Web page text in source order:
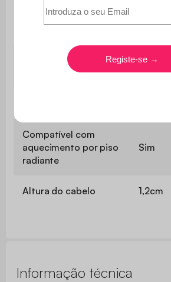
Aspeto
Suporte de feltro
Compatível com
aquecimento por piso
radiante
Sim
Altura do cabelo 1,2cm
Informação técnica